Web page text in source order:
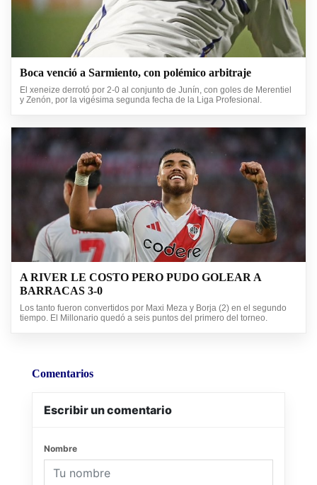
Boca venció a Sarmiento, con polémico arbitraje
El xeneize derrotó por 2-0 al conjunto de Junín, con goles de Merentiel
y Zenón, por la vigésima segunda fecha de la Liga Profesional.
A RIVER LE COSTO PERO PUDO GOLEAR A
BARRACAS 3-0
Los tanto fueron convertidos por Maxi Meza y Borja (2) en el segundo
tiempo. El Millonario quedó a seis puntos del primero del torneo.
Comentarios
Escribir un comentario
Nombre